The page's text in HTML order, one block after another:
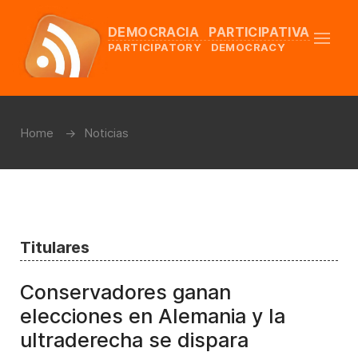
DEMOCRACIA PARTICIPATIVA
PARTICIPATORY DEMOCRACY
Home Noticias
Titulares
Conservadores ganan
elecciones en Alemania y la
ultraderecha se dispara